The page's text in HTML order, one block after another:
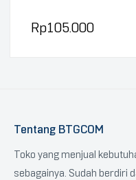
Rp105.000
Tentang BTGCOM
Toko yang menjual
sebagainya. Sudah berdiri